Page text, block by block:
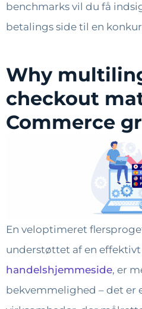
benchmarks vil du få
betalings side til en
Why
checkout
Commerce
En veloptimeret
understøttet af en effektivt
handelshjemmeside, er
bekvemmelighed – det